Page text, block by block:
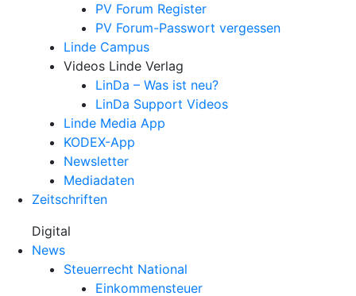
PV Forum Register
PV Forum-Passwort vergessen
Linde Campus
Videos Linde Verlag
LinDa – Was ist neu?
LinDa Support Videos
Linde Media App
KODEX-App
Newsletter
Mediadaten
Zeitschriften
Digital
News
Steuerrecht National
Einkommensteuer